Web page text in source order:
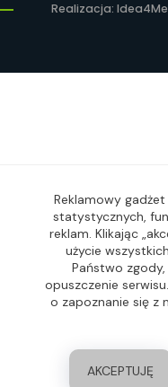
Realizacja:
Reklamowy
statystycznych,
reklam. Klikając
użycie
Państwo
opuszczenie
o zapoznanie się z
AKCEPTUJĘ